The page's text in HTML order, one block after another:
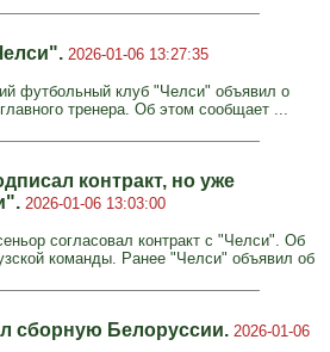
2026-01-06 13:27:35
футбольный клуб "Челси" объявил о
тренера. Об этом сообщает ...
контракт, но уже
2026-01-06 13:03:00
согласовал контракт с "Челси". Об
команды. Ранее "Челси" объявил об
сборную Белоруссии. 2026-01-06